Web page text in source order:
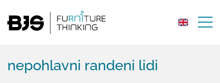
nepohlavni randeni lidi